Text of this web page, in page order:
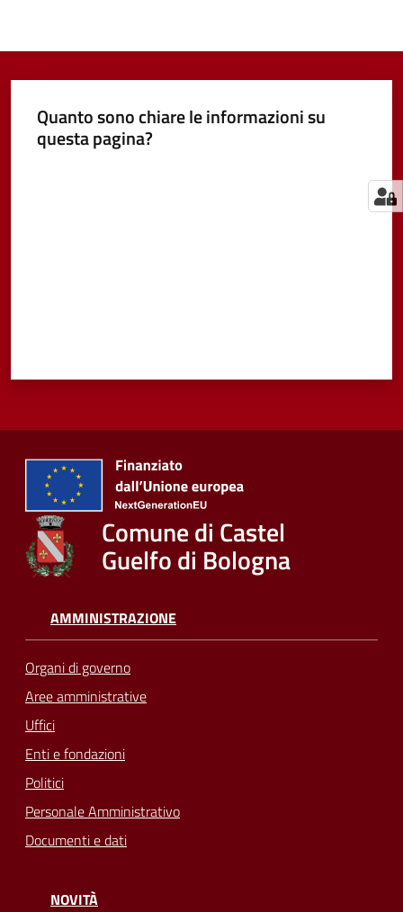
Quanto sono chiare le informazioni su
questa pagina?
Comune di Castel
Guelfo di Bologna
AMMINISTRAZIONE
Organi di governo
Aree amministrative
Uffici
Enti e fondazioni
Politici
Personale Amministrativo
Documenti e dati
NOVITÀ